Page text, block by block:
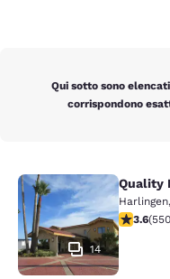
Qui sotto sono
corrispondono
Quality Inn
14
Quality
Harlingen,
3.6(550